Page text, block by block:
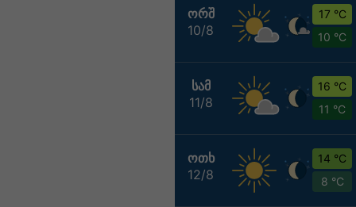
ᲝᲠᲨ
10/8
17 °C
10 °C
ᲡᲐᲛ
11/8
16 °C
11 °C
ᲝᲗᲮ
12/8
14 °C
8 °C